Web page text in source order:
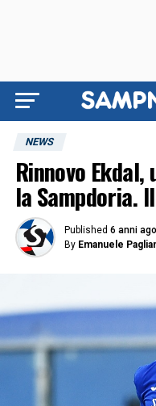
NEWS
Rinnovo Ekdal,
la Sampdoria.
Published 6 anni ago
By Emanuele